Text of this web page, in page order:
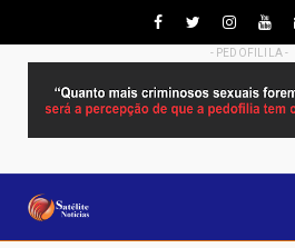
- PEDOFILILA -